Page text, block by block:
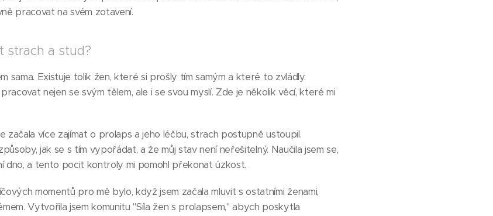
pracovat na svém zotavení.
strach a stud?
sama. Existuje tolik žen, které si prošly tím samým a které to zvládly.
nejen se svým tělem, ale i se svou myslí. Zde je několik věcí, které mi
začala více zajímat o prolaps a jeho léčbu, strach postupně ustoupil.
jak se s tím vypořádat, a že můj stav není neřešitelný. Naučila jsem se,
dno, a tento pocit kontroly mi pomohl překonat úzkost.
momentů pro mě bylo, když jsem začala mluvit s ostatními ženami,
Vytvořila jsem komunitu "Síla žen s prolapsem," abych poskytla